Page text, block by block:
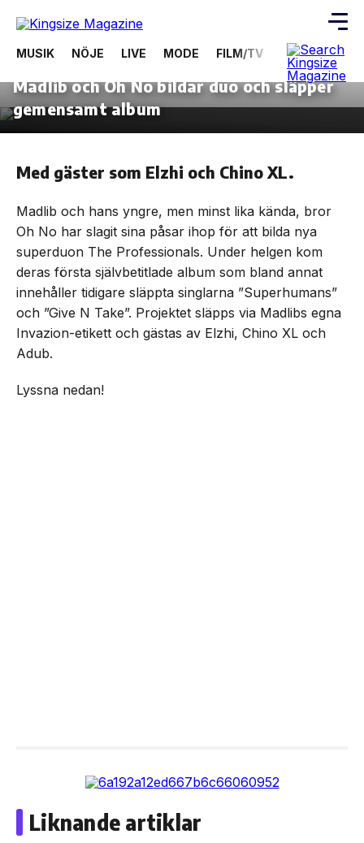
Skip
the
MUSIK NÖJE LIVE MODE FILM/TV VIDEOS
20 januari, 2020
Madlib och Oh No bildar duo och släpper
gemensamt album
Med gäster som Elzhi och Chino XL.
Madlib och hans yngre, men minst lika kända, bror
Oh No har slagit sina påsar ihop för att bilda nya
superduon The Professionals. Under helgen kom
deras första självbetitlade album som bland annat
innehåller tidigare släppta singlarna ”Superhumans”
och ”Give N Take”. Projektet släpps via Madlibs egna
Invazion-etikett och gästas av Elzhi, Chino XL och
Adub.
Lyssna nedan!
Liknande artiklar